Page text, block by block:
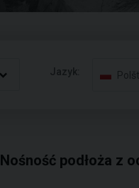
Jazyk:
Nośność podłoża z